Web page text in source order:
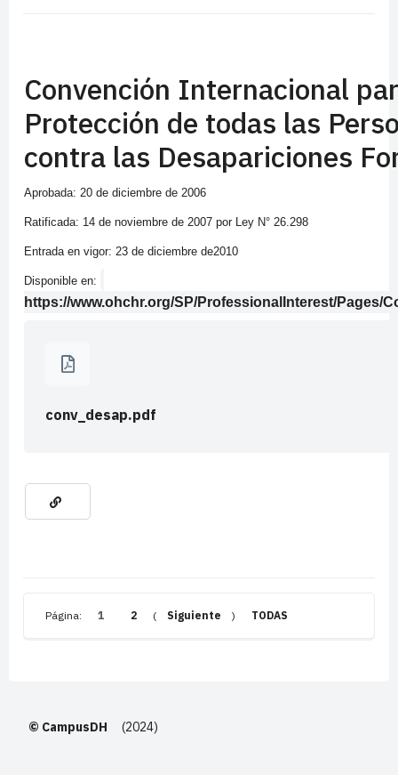
Convención Internacional
Protección de todas las
contra las Desapariciones
Aprobada: 20 de diciembre de 2006
Ratificada: 14 de noviembre de 2007 por Ley N° 26.298
Entrada en vigor: 23 de diciembre de2010
Disponible en:
https://www.ohchr.org/SP/ProfessionalInterest/Pages/
conv_desap.pdf
Página: 1 2 ( Siguiente ) TODAS
© CampusDH (2024)